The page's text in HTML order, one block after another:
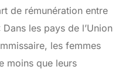
de rémunération entre
les pays de l’Union
les femmes
moins que leurs